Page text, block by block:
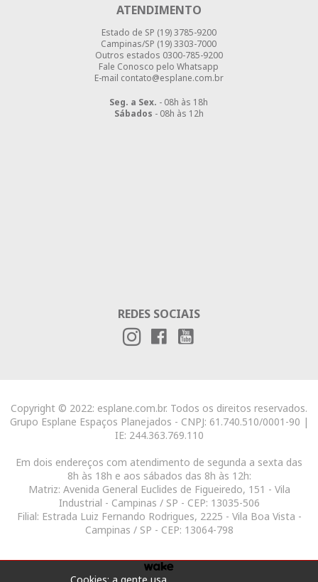
ATENDIMENTO
Estado de SP (19) 3785-9200
Campinas/SP (19) 3303-7000
Outros estados 0300-785-9200
Fale Conosco pelo Whatsapp
E-mail contato@esplane.com.br
Seg. a Sex. - 08h às 18h
Sábados - 08h às 12h
REDES SOCIAIS
Copyright © 2022: esplane.com.br. Todos os direitos reservados.
Grupo Esplane Espaços Planejados - CNPJ: 61.740.510/0001-90 |
IE: 244.363.769.110
Em dois endereços com atendimento de segunda a sexta das
8h às 18h e aos sábados das 8h às 12h:
Matriz: Avenida General Euclides de Figueiredo, 151 - Vila
Industrial - Campinas / SP - CEP: 13035-506
Filial: Estrada Luiz Fernando Rodrigues, 2225 - Vila Boa Vista -
Campinas / SP - CEP: 13064-798